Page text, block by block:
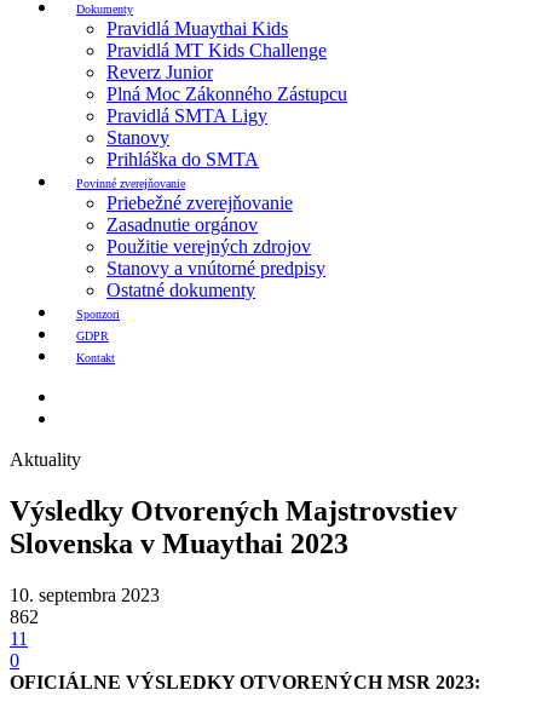
Dokumenty
Pravidlá Muaythai Kids
Pravidlá MT Kids Challenge
Reverz Junior
Plná Moc Zákonného Zástupcu
Pravidlá SMTA Ligy
Stanovy
Prihláška do SMTA
Povinné zverejňovanie
Priebežné zverejňovanie
Zasadnutie orgánov
Použitie verejných zdrojov
Stanovy a vnútorné predpisy
Ostatné dokumenty
Sponzori
GDPR
Kontakt
Aktuality
Výsledky Otvorených Majstrovstiev
Slovenska v Muaythai 2023
10. septembra 2023
862
11
0
OFICIÁLNE VÝSLEDKY OTVORENÝCH MSR 2023: